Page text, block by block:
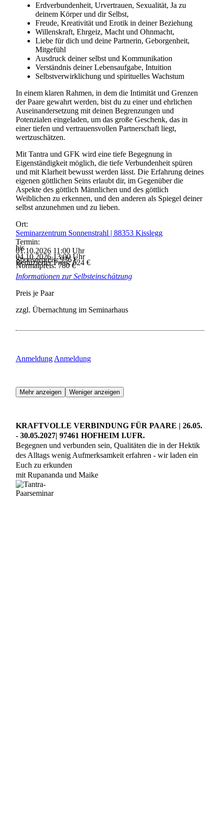
Erdverbundenheit, Urvertrauen, Sexualität, Ja zu
deinem Körper und dir Selbst,
Freude, Kreativität und Erotik in deiner Beziehung
Willenskraft, Ehrgeiz, Macht und Ohnmacht,
Liebe für dich und deine Partnerin, Geborgenheit,
Mitgefühl
Ausdruck deiner selbst und Kommunikation
Verständnis deiner Lebensaufgabe, Intuition
Selbstverwirklichung und spirituelles Wachstum
In einem klaren Rahmen, in dem die Intimität und Grenzen
der Paare gewahrt werden, bist du zu einer und ehrlichen
Auseinandersetzung mit deinen Begrenzungen und
Potenzialen eingeladen, um das große Geschenk, das in
einer tiefen und vertrauensvollen Partnerschaft liegt,
wertzuschätzen.
Mit Tantra und GFK wird eine tiefe Begegnung in
Eigenständigkeit möglich, die tiefe Verbundenheit spüren
und mit Klarheit bewusst werden lässt. Die Erfahrung deines
eigenen göttlichen Seins erlaubt dir, im Gegenüber die
Aspekte des göttlich Männlichen und des göttlich
Weiblichen zu erkennen, und den anderen als Spiegel deiner
selbst anzunehmen und zu lieben.
Ort:
Seminarzentrum Sonnenstrahl | 88353 Kisslegg
Termin:
01.10.2026 11:00 Uhr
bis
04.10.2026 13:00Uhr
Normalpreis:780€
Reduzierter Preis:624 €
Sponsorpreis:936€
Informationen zur Selbsteinschätzung
Preis je Paar
zzgl. Übernachtung im Seminarhaus
Anmeldung Anmeldung
Mehr anzeigen Weniger anzeigen
KRAFTVOLLE VERBINDUNG FÜR PAARE | 26.05.
- 30.05.2027| 97461 HOFHEIM I.UFR.
Begegnen und verbunden sein, Qualitäten die in der Hektik
des Alltags wenig Aufmerksamkeit erfahren - wir laden ein
Euch zu erkunden
mit Rupananda und Maike